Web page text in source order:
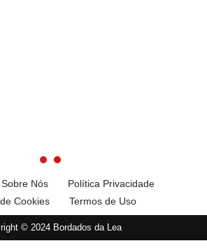
Sobre Nós
Política Privacidade
Cookies
Termos de Uso
© 2024 Bordados da Lea